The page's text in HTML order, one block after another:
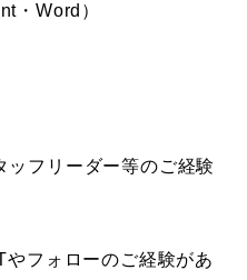
・Word）
ッフリーダー等のご経験
フォローのご経験があ